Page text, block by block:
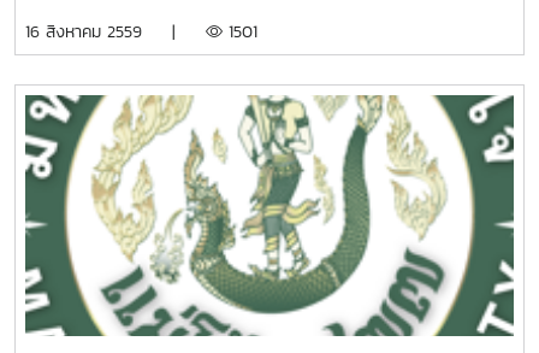
คณะวิทยาศาสตร์ มหาวิทยาลัยแม่โจ้ณ ชั้น 3 อาคารแม่โจ้ 60 ปี
16 สิงหาคม 2559 | 1501